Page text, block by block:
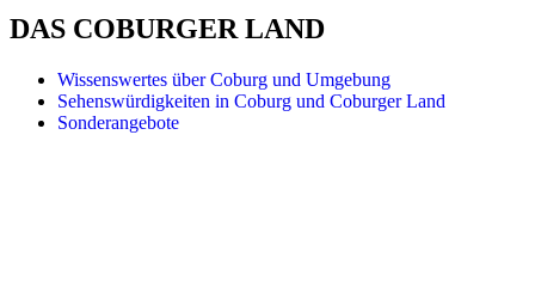
DAS COBURGER LAND
Wissenswertes über Coburg und Umgebung
Sehenswürdigkeiten in Coburg und Coburger Land
Sonderangebote